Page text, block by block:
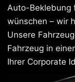
Auto-Beklebung
wünschen – wir
Unsere
Fahrzeug in
Ihrer Corporate